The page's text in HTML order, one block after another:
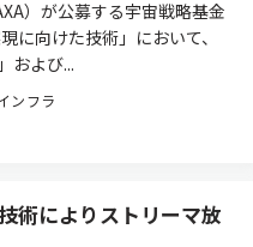
）が公募する宇宙戦略基金
に向けた技術」において、
および...
ンフラ
術によりストリーマ放